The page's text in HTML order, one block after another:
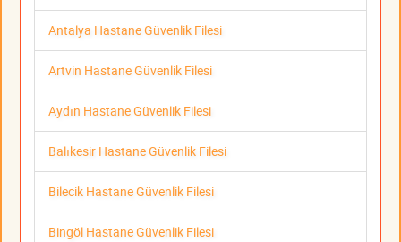
Antalya Hastane Güvenlik Filesi
Artvin Hastane Güvenlik Filesi
Aydın Hastane Güvenlik Filesi
Balıkesir Hastane Güvenlik Filesi
Bilecik Hastane Güvenlik Filesi
Bingöl Hastane Güvenlik Filesi